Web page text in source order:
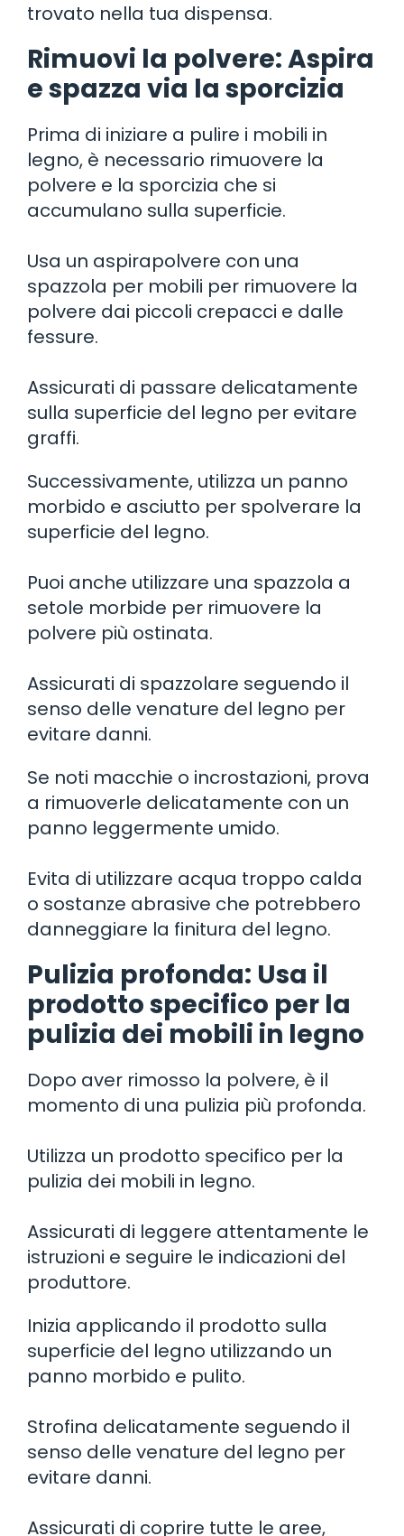
trovato nella tua dispensa.
Rimuovi la polvere: Aspira
e spazza via la sporcizia
Prima di iniziare a pulire i mobili in
legno, è necessario rimuovere la
polvere e la sporcizia che si
accumulano sulla superficie.
Usa un aspirapolvere con una
spazzola per mobili per rimuovere la
polvere dai piccoli crepacci e dalle
fessure.
Assicurati di passare delicatamente
sulla superficie del legno per evitare
graffi.
Successivamente, utilizza un panno
morbido e asciutto per spolverare la
superficie del legno.
Puoi anche utilizzare una spazzola a
setole morbide per rimuovere la
polvere più ostinata.
Assicurati di spazzolare seguendo il
senso delle venature del legno per
evitare danni.
Se noti macchie o incrostazioni, prova
a rimuoverle delicatamente con un
panno leggermente umido.
Evita di utilizzare acqua troppo calda
o sostanze abrasive che potrebbero
danneggiare la finitura del legno.
Pulizia profonda: Usa il
prodotto specifico per la
pulizia dei mobili in legno
Dopo aver rimosso la polvere, è il
momento di una pulizia più profonda.
Utilizza un prodotto specifico per la
pulizia dei mobili in legno.
Assicurati di leggere attentamente le
istruzioni e seguire le indicazioni del
produttore.
Inizia applicando il prodotto sulla
superficie del legno utilizzando un
panno morbido e pulito.
Strofina delicatamente seguendo il
senso delle venature del legno per
evitare danni.
Assicurati di coprire tutte le aree,